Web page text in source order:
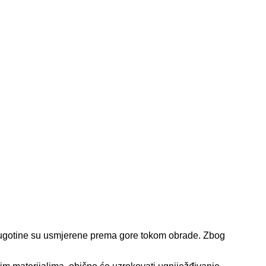
su usmjerene prema gore tokom obrade. Zbog